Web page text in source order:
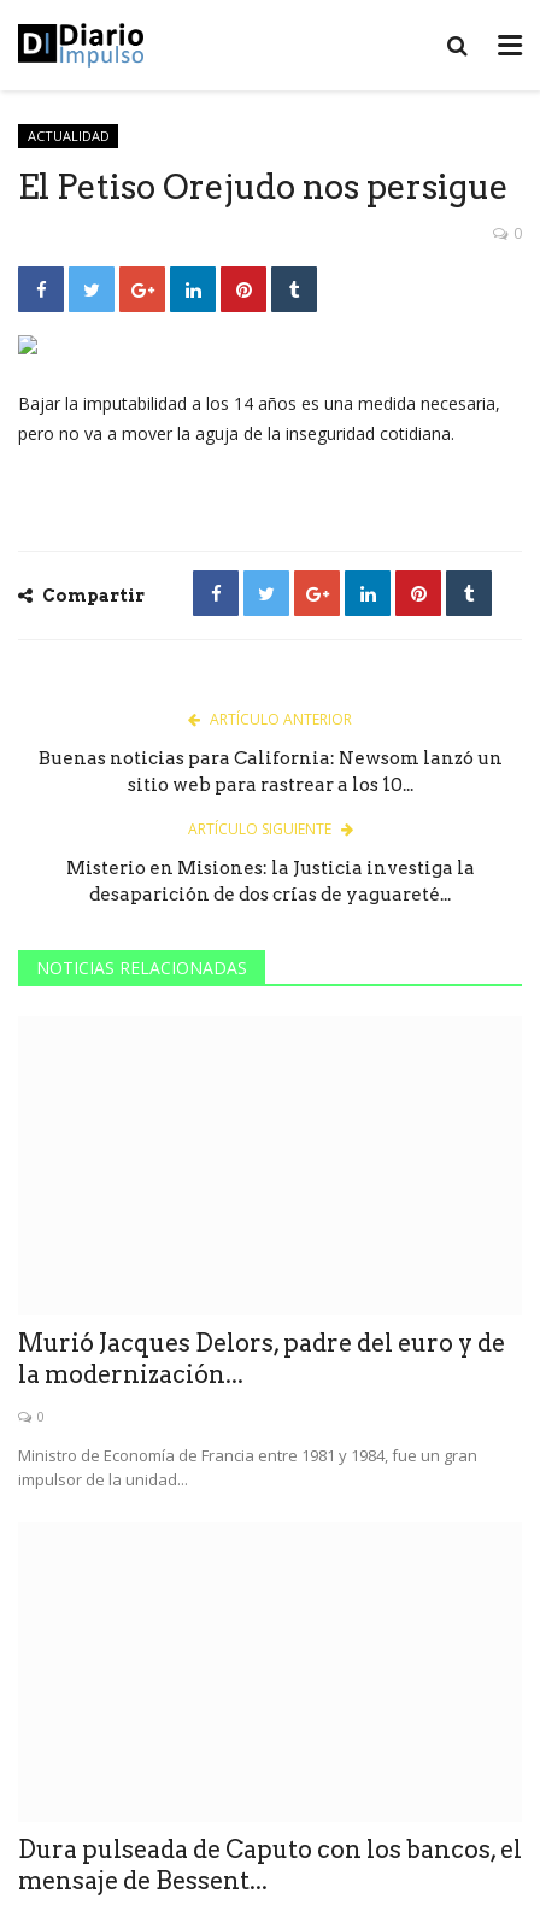
ACTUALIDAD
El Petiso Orejudo nos persigue
0
Bajar la imputabilidad a los 14 años es una medida necesaria,
pero no va a mover la aguja de la inseguridad cotidiana.
Compartir
ARTÍCULO ANTERIOR
Buenas noticias para California: Newsom lanzó un
sitio web para rastrear a los 10...
ARTÍCULO SIGUIENTE
Misterio en Misiones: la Justicia investiga la
desaparición de dos crías de yaguareté...
NOTICIAS RELACIONADAS
Murió Jacques Delors, padre del euro y de
la modernización...
0
Ministro de Economía de Francia entre 1981 y 1984, fue un gran
impulsor de la unidad...
Dura pulseada de Caputo con los bancos, el
mensaje de Bessent...